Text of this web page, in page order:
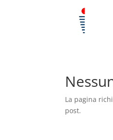
La pagina
post.